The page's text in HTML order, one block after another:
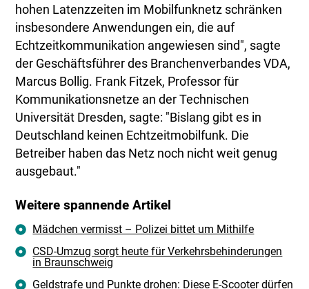
hohen Latenzzeiten im Mobilfunknetz schränken
insbesondere Anwendungen ein, die auf
Echtzeitkommunikation angewiesen sind", sagte
der Geschäftsführer des Branchenverbandes VDA,
Marcus Bollig. Frank Fitzek, Professor für
Kommunikationsnetze an der Technischen
Universität Dresden, sagte: "Bislang gibt es in
Deutschland keinen Echtzeitmobilfunk. Die
Betreiber haben das Netz noch nicht weit genug
ausgebaut."
Weitere spannende Artikel
Mädchen vermisst – Polizei bittet um Mithilfe
CSD-Umzug sorgt heute für Verkehrsbehinderungen
in Braunschweig
Geldstrafe und Punkte drohen: Diese E-Scooter dürfen